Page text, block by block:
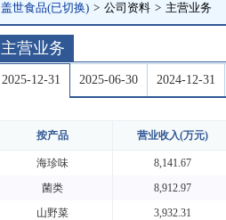
盖世食品(已切换) > 公司资料 > 主营业务
主营业务
2025-12-31 2025-06-30 2024-12-31
按产品 营业收入(万元)
海珍味
8,141.67
菌类
8,912.97
山野菜
3,932.31